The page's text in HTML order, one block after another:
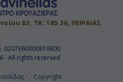
83, ΤΚ: 185 36, ΠΕΙΡΑΙΑΣ
0207Ε60000819800
- All rights reserved
Copyright